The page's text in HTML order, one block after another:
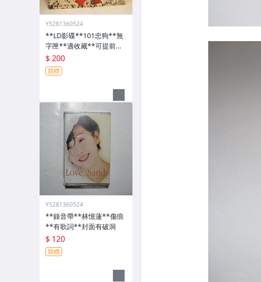
Y5281360524
**LD影碟**101忠狗**無
字匣**適收藏**可提前結
標
$ 200
競標
Y5281360524
**錄音帶**林憶蓮**傷痕
**有歌詞**封面有破洞
$ 120
競標